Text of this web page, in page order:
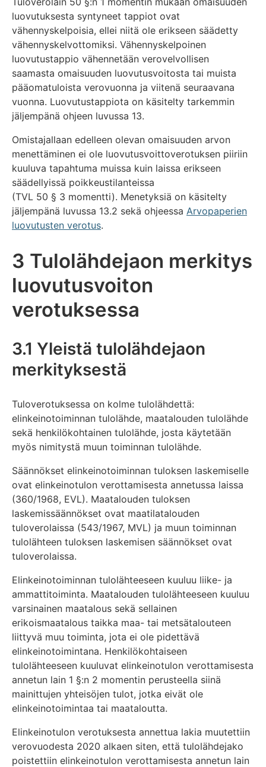
luovutuksesta syntyneet tappiot ovat
vähennyskelpoisia, ellei niitä ole erikseen säädetty
vähennyskelvottomiksi. Vähennyskelpoinen
luovutustappio vähennetään verovelvollisen
saamasta omaisuuden luovutusvoitosta tai muista
pääomatuloista verovuonna ja viitenä seuraavana
vuonna. Luovutustappiota on käsitelty tarkemmin
jäljempänä ohjeen luvussa 13.
Omistajallaan edelleen olevan omaisuuden arvon
menettäminen ei ole luovutusvoittoverotuksen piiriin
kuuluva tapahtuma muissa kuin laissa erikseen
säädellyissä poikkeustilanteissa
(TVL 50 § 3 momentti). Menetyksiä on käsitelty
jäljempänä luvussa 13.2 sekä ohjeessa Arvopaperien
luovutusten verotus.
3 Tulolähdejaon merkitys
luovutusvoiton
verotuksessa
3.1 Yleistä tulolähdejaon
merkityksestä
Tuloverotuksessa on kolme tulolähdettä:
elinkeinotoiminnan tulolähde, maatalouden tulolähde
sekä henkilökohtainen tulolähde, josta käytetään
myös nimitystä muun toiminnan tulolähde.
Säännökset elinkeinotoiminnan tuloksen laskemiselle
ovat elinkeinotulon verottamisesta annetussa laissa
(360/1968, EVL). Maatalouden tuloksen
laskemissäännökset ovat maatilatalouden
tuloverolaissa (543/1967, MVL) ja muun toiminnan
tulolähteen tuloksen laskemisen säännökset ovat
tuloverolaissa.
Elinkeinotoiminnan tulolähteeseen kuuluu liike- ja
ammattitoiminta. Maatalouden tulolähteeseen kuuluu
varsinainen maatalous sekä sellainen
erikoismaatalous taikka maa- tai metsätalouteen
liittyvä muu toiminta, jota ei ole pidettävä
elinkeinotoimintana. Henkilökohtaiseen
tulolähteeseen kuuluvat elinkeinotulon verottamisesta
annetun lain 1 §:n 2 momentin perusteella siinä
mainittujen yhteisöjen tulot, jotka eivät ole
elinkeinotoimintaa tai maataloutta.
Elinkeinotulon verotuksesta annettua lakia muutettiin
verovuodesta 2020 alkaen siten, että tulolähdejako
poistettiin elinkeinotulon verottamisesta annetun lain